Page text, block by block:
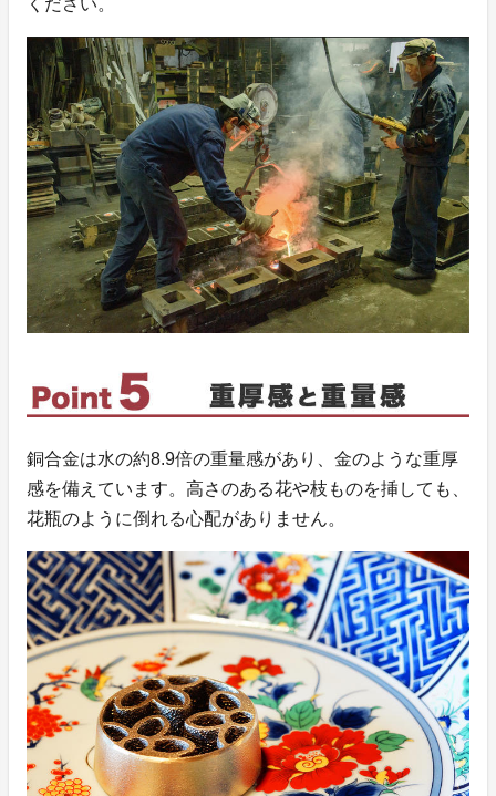
ください。
銅合金は水の約8.9倍の重量感があり、金のような重厚
感を備えています。高さのある花や枝ものを挿しても、
花瓶のように倒れる心配がありません。